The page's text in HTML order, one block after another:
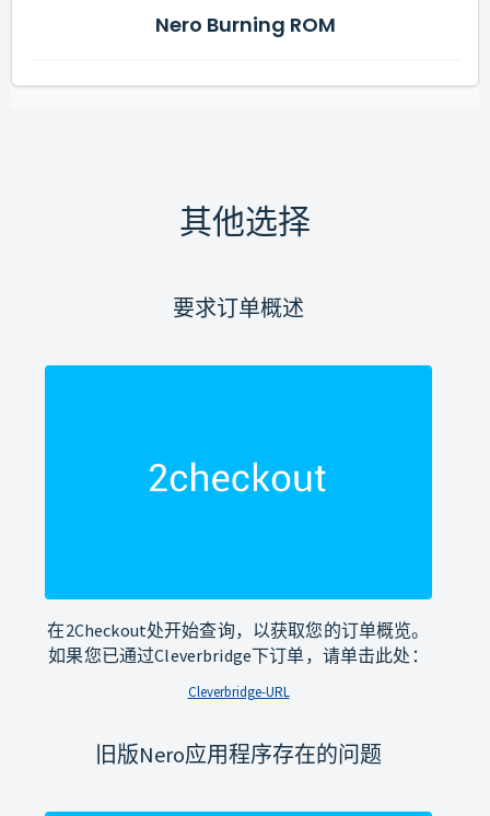
Nero Burning ROM
其他选择
要求订单概述
在2Checkout处开始查询，以获取您的订单概览。
如果您已通过Cleverbridge下订单，请单击此处：
Cleverbridge-URL
旧版Nero应用程序存在的问题